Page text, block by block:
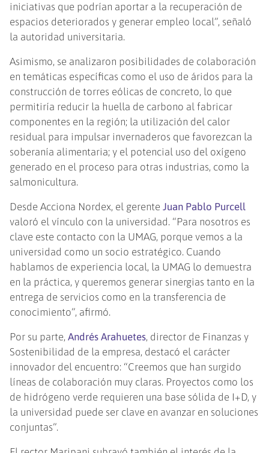
iniciativas que podrían aportar a la recuperación de
espacios deteriorados y generar empleo local”, señaló
la autoridad universitaria.
Asimismo, se analizaron posibilidades de colaboración
en temáticas específicas como el uso de áridos para la
construcción de torres eólicas de concreto, lo que
permitiría reducir la huella de carbono al fabricar
componentes en la región; la utilización del calor
residual para impulsar invernaderos que favorezcan la
soberanía alimentaria; y el potencial uso del oxígeno
generado en el proceso para otras industrias, como la
salmonicultura.
Desde Acciona Nordex, el gerenteJuan Pablo Purcell
valoró el vínculo con la universidad. “Para nosotros es
clave este contacto con la UMAG, porque vemos a la
universidad como un socio estratégico. Cuando
hablamos de experiencia local, la UMAG lo demuestra
en la práctica, y queremos generar sinergias tanto en la
entrega de servicios como en la transferencia de
conocimiento”, afirmó.
Por su parte,Andrés Arahuetes, director de Finanzas y
Sostenibilidad de la empresa, destacó el carácter
innovador del encuentro: “Creemos que han surgido
líneas de colaboración muy claras. Proyectos como los
de hidrógeno verde requieren una base sólida de I+D, y
la universidad puede ser clave en avanzar en soluciones
conjuntas”.